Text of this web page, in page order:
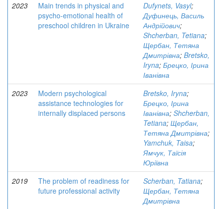
2023
Main trends in physical and
psycho-emotional health of
preschool children in Ukraine
Dufynets, Vasyl;
Дуфинець, Василь
Андрійович;
Shcherban, Tetiana;
Щербан, Тетяна
Дмитрівна; Bretsko,
Iryna; Брецко, Ірина
Іванівна
2023
Modern psychological
assistance technologies for
internally displaced persons
Bretsko, Iryna;
Брецко, Ірина
Іванівна; Shcherban,
Tetiana; Щербан,
Тетяна Дмитрівна;
Yamchuk, Taisa;
Ямчук, Таїсія
Юріївна
2019
The problem of readiness for
future professional activity
Scherban, Tatiana;
Щербан, Тетяна
Дмитрівна